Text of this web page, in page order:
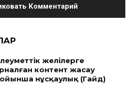
желілерге
контент жасау
нұсқаулық (Гайд)